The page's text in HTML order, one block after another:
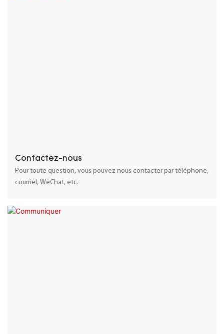
Contactez-nous
Pour toute question, vous pouvez nous contacter par téléphone,
courriel, WeChat, etc.